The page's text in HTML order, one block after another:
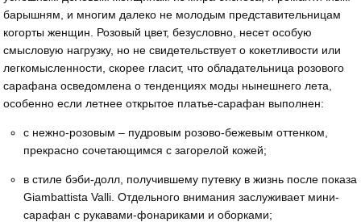
барышням, и многим далеко не молодым представительницам
когорты женщин. Розовый цвет, безусловно, несет особую
смысловую нагрузку, но не свидетельствует о кокетливости или
легкомысленности, скорее гласит, что обладательница розового
сарафана осведомлена о тенденциях моды нынешнего лета,
особенно если летнее открытое платье-сарафан выполнен:
с нежно-розовым – пудровым розово-бежевым оттенком,
прекрасно сочетающимся с загорелой кожей;
в стиле бэби-долл, получившему путевку в жизнь после показа
Giambattista Valli. Отдельного внимания заслуживает мини-
сарафан с рукавами-фонариками и оборками;